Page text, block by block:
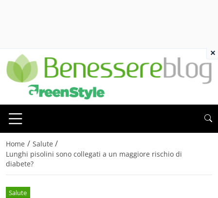
Home / Salute /
Lunghi pisolini sono collegati a un maggiore rischio di
diabete?
Salute
×